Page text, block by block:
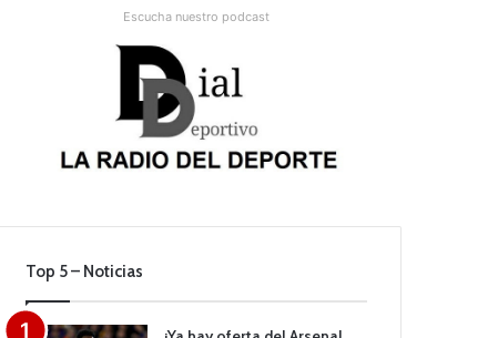
Escucha nuestro podcast
Top 5 – Noticias